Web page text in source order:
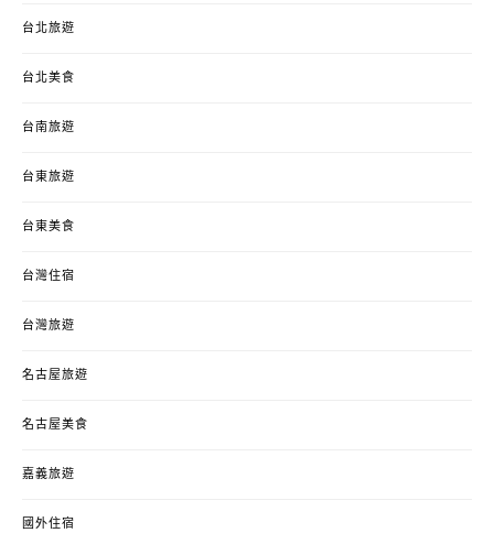
台北旅遊
台北美食
台南旅遊
台東旅遊
台東美食
台灣住宿
台灣旅遊
名古屋旅遊
名古屋美食
嘉義旅遊
國外住宿